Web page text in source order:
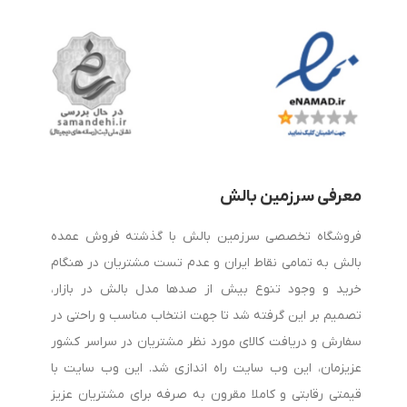
شانه یا حتی سردرد مواجه می‌شوند که در بسیاری از موارد علت آن
استفاده از بالش نامناسب است. به همین دلیل، خرید بالش طبی
به یکی از مهم‌ترین دغدغه‌های افرادی تبدیل شده است که به
سلامت ستون فقرات و کیفیت خواب خود اهمیت می‌دهند.
هنگام خرید بالش طبی به چه نکاتی توجه کنیم؟
برای انتخاب بهترین بالش طبی باید چند عامل مهم را در نظر
بالش‌های مموری فوم به دلیل قابلیت تطبیق با فرم سر و گردن،
معرفی سرزمین بالش
فروشگاه تخصصی سرزمین بالش با گذشته فروش عمده
بالش به تمامی نقاط ایران و عدم تست مشتریان در هنگام
خرید و وجود تنوع بیش از صدها مدل بالش در بازار،
تصمیم بر این گرفته شد تا جهت انتخاب مناسب و راحتی در
سفارش و دریافت کالای مورد نظر مشتریان در سراسر کشور
عزیزمان، این وب سایت راه اندازی شد. این وب سایت با
قیمتی رقابتی و کاملا مقرون به صرفه برای مشتریان عزیز